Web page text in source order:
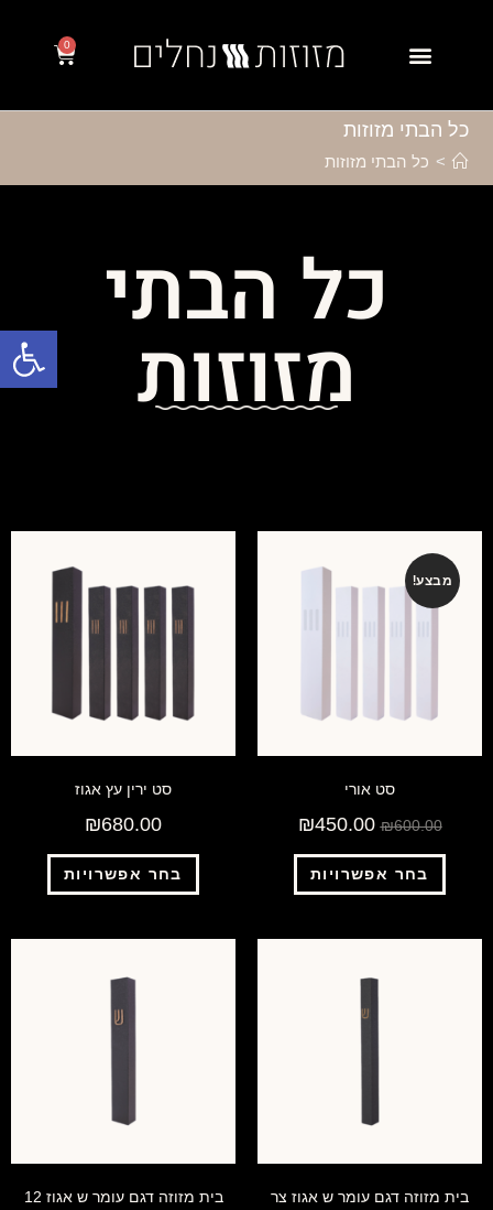
פתח סרגל נגישות
0
כל הבתי מזוזות
> כל הבתי מזוזות
כל הבתי
מזוזות
מבצע!
סט אורי
₪600.00
₪450.00
בחר אפשרויות
סט ירין עץ אגוז
₪680.00
בחר אפשרויות
בית מזוזה דגם עומר ש אגוז צר
בית מזוזה דגם עומר ש אגוז 12